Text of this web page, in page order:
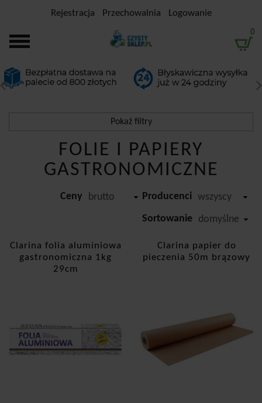
Rejestracja Przechowalnia Logowanie
0
Pokaż filtry
Filtrowanie
Przedział cenowy
-
Clarina
Inny
Dostepność
dostępny od zaraz
FOLIE I PAPIERY
GASTRONOMICZNE
Ceny brutto Producenci wszyscy
Sortowanie domyślne
Clarina folia aluminiowa
gastronomiczna 1kg
29cm
Clarina papier do
pieczenia 50m brązowy